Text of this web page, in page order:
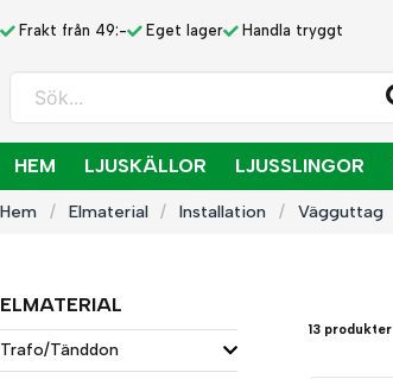
Frakt från 49:- Eget lager Handla tryggt
Sök...
HEM LJUSKÄLLOR LJUSSLINGOR
Hem Elmaterial Installation Vägguttag
ELMATERIAL
Trafo/Tänddon
13 produkter